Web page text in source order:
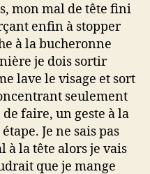
mon mal de tête fini
enfin à stopper
à la bucheronne
je dois sortir
lave le visage et sort
seulement
faire, un geste à la
Je ne sais pas
à la tête alors je vais
que je mange